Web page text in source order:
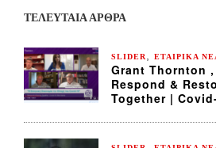
ΤΕΛΕΥΤΑΙΑ ΆΡΘΡΑ
SLIDER, ΕΤΑΙΡΙΚΑ
Grant Thornton ,
Respond &
Together |